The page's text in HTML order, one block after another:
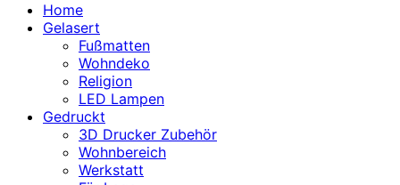
Home
Gelasert
Fußmatten
Wohndeko
Religion
LED Lampen
Gedruckt
3D Drucker Zubehör
Wohnbereich
Werkstatt